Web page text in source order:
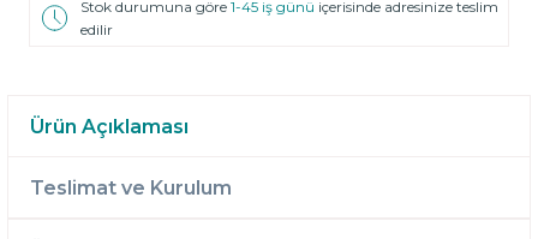
Stok durumuna göre1-45 iş günü içerisinde adresinize teslim
edilir
Ürün Açıklaması
Teslimat ve Kurulum